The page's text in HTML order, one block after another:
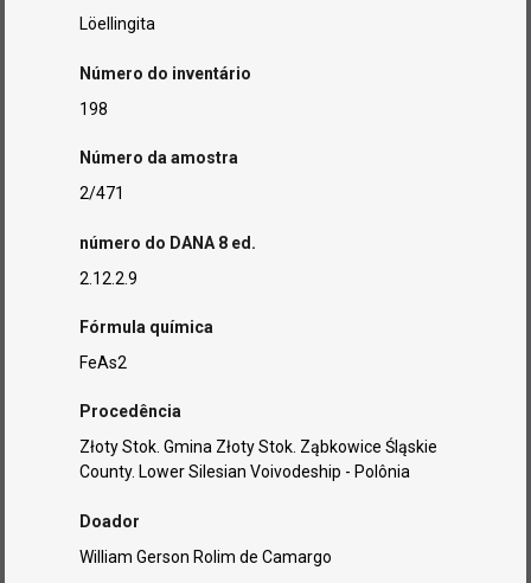
Löellingita
Número do inventário
198
Número da amostra
2/471
número do DANA 8 ed.
2.12.2.9
Fórmula química
FeAs2
Procedência
Złoty Stok. Gmina Złoty Stok. Ząbkowice Śląskie
County. Lower Silesian Voivodeship - Polônia
Doador
William Gerson Rolim de Camargo